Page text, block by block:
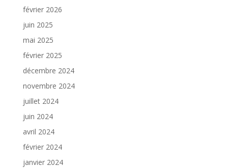
février 2026
juin 2025
mai 2025
février 2025
décembre 2024
novembre 2024
juillet 2024
juin 2024
avril 2024
février 2024
janvier 2024